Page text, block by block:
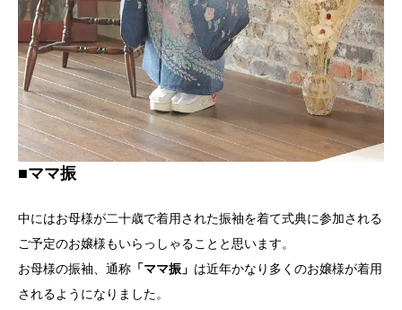
■ママ振
中にはお母様が二十歳で着用された振袖を着て式典に参加される
ご予定のお嬢様もいらっしゃることと思います。
お母様の振袖、通称 「ママ振」 は近年かなり多くのお嬢様が着用
されるようになりました。